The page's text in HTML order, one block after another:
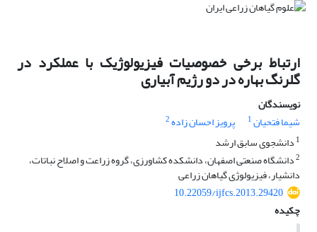
ارتباط برخی خصوصیات فیزیولوژیک با عملکرد در
گلرنگ بهاره در دو رژیم آبیاری
نویسندگان
شیما فتحیان1 پرویز احسان زاده2
1 دانشجوی سابق ارشد
2دانشگاه صنعتی اصفهان، دانشکده کشاورزی، گروه زراعت و اصلاح نباتات،
دانشیار، فیزیولوژی گیاهان زراعی
10.22059/ijfcs.2013.29420
چکیده